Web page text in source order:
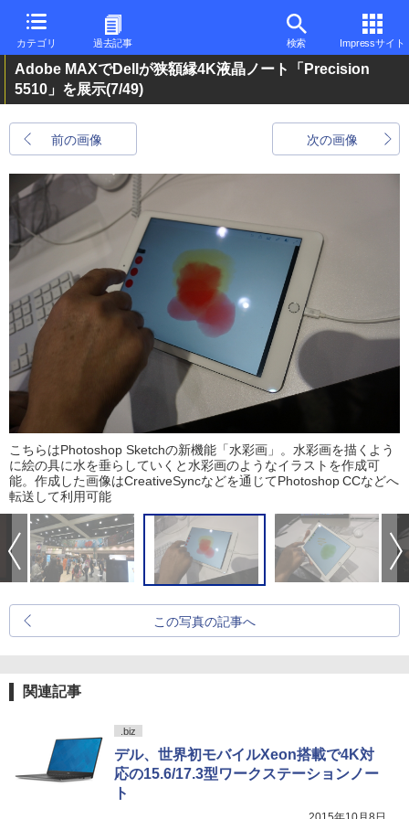
カテゴリ 過去記事 検索 Impressサイト
Adobe MAXでDellが狭額縁4K液晶ノート「Precision
5510」を展示(7/49)
前の画像 次の画像
こちらはPhotoshop Sketchの新機能「水彩画」。水彩画を描くよう
に絵の具に水を垂らしていくと水彩画のようなイラストを作成可
能。作成した画像はCreativeSyncなどを通じてPhotoshop CCなどへ
転送して利用可能
この写真の記事へ
関連記事
.biz
デル、世界初モバイルXeon搭載で4K対
応の15.6/17.3型ワークステーションノー
ト